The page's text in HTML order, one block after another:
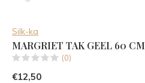
Silk-ka
MARGRIET TAK GEEL 60 CM
(0)
€12,50